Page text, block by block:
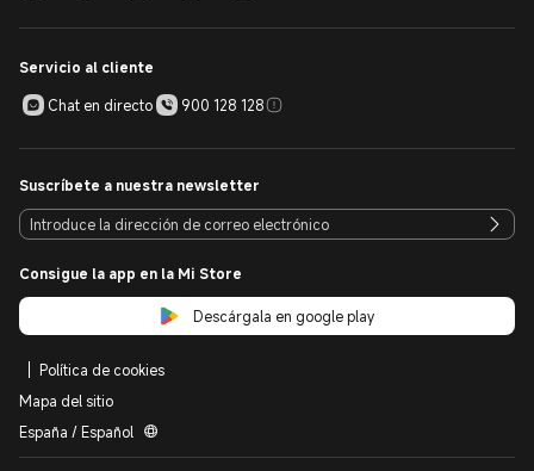
Servicio al cliente
Chat en directo
900 128 128
Suscríbete a nuestra newsletter
Consigue la app en la Mi Store
Descárgala en google play
Política de cookies
Mapa del sitio
España / Español